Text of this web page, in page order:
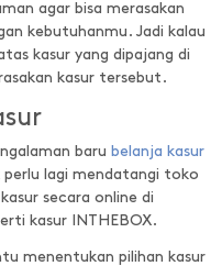
agar bisa merasakan
kebutuhanmu. Jadi kalau
kasur yang dipajang di
kasur tersebut.
baru belanja kasur
perlu lagi mendatangi toko
secara online di
kasur INTHEBOX.
menentukan pilihan kasur